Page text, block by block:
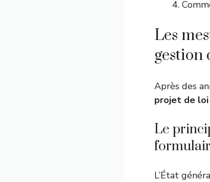
Les
gestion
Après des
projet de loi
Le
L’État